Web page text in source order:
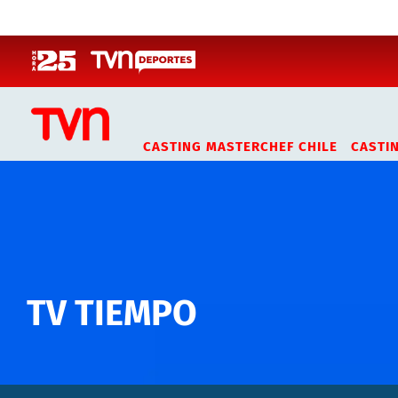
CASTING MASTERCHEF CHILE
TV TIEMPO